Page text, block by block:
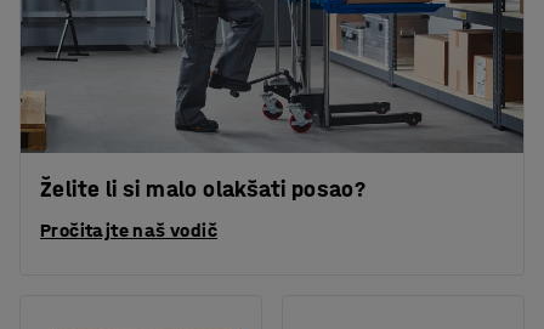
Želite li si malo olakšati posao?
Pročitajte naš vodič